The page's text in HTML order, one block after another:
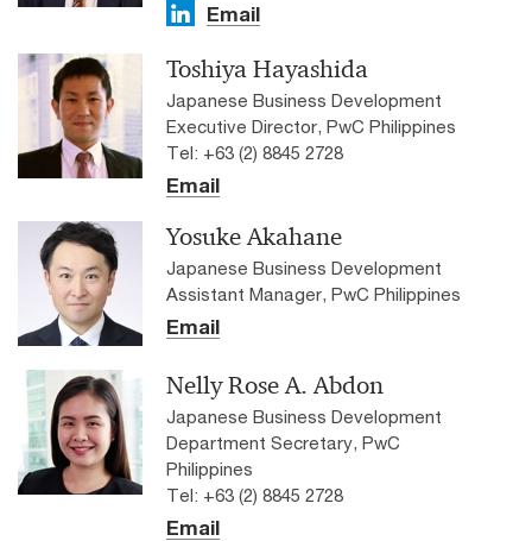
Email
Toshiya Hayashida
Japanese Business Development
Executive Director, PwC Philippines
Tel: +63 (2) 8845 2728
Email
Yosuke Akahane
Japanese Business Development
Assistant Manager, PwC Philippines
Email
Nelly Rose A. Abdon
Japanese Business Development
Department Secretary, PwC
Philippines
Tel: +63 (2) 8845 2728
Email